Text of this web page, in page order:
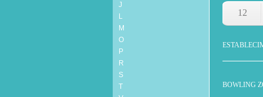
J
L
M
O
P
R
S
T
12
BOWLING